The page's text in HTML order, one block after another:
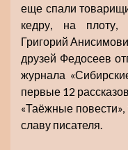
еще спали
кедру, на плоту,
Григорий
друзей Федосеев
журнала
первые 12
«Таёжные
славу писателя.